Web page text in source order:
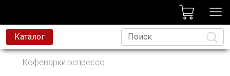
Каталог
Кофеварки эспрессо